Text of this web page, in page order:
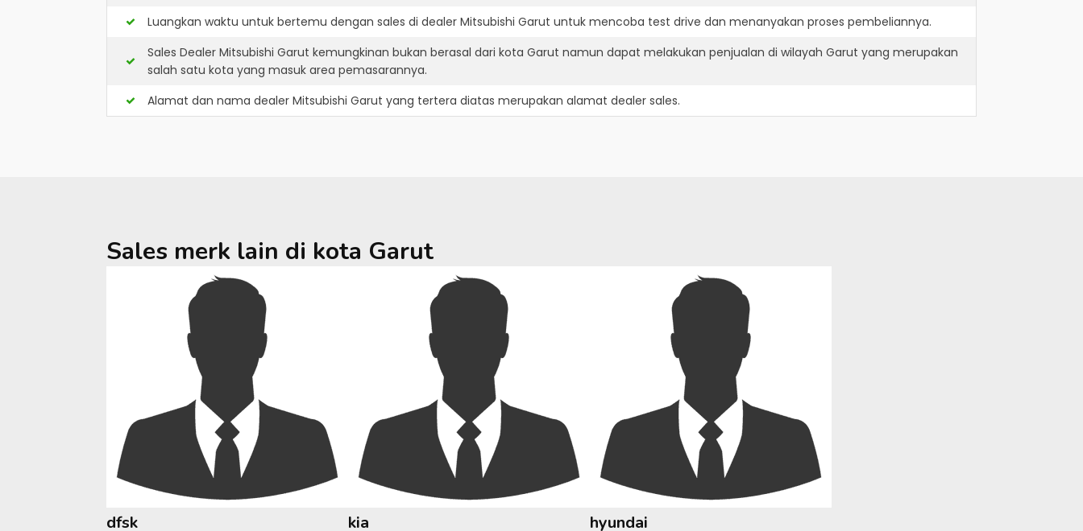
Luangkan waktu untuk bertemu dengan sales di dealer Mitsubishi Garut untuk mencoba test drive dan menanyakan proses pembeliannya.
Sales Dealer Mitsubishi Garut kemungkinan bukan berasal dari kota Garut namun dapat melakukan penjualan di wilayah Garut yang merupakan
salah satu kota yang masuk area pemasarannya.
Alamat dan nama dealer Mitsubishi Garut yang tertera diatas merupakan alamat dealer sales.
Sales merk lain di kota Garut
dfsk kia hyundai